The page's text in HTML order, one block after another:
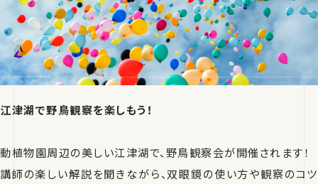
江津湖で野鳥観察を楽しもう！
動植物園周辺の美しい江津湖で、野鳥観察会が開催されます！
講師の楽しい解説を聞きながら、双眼鏡の使い方や観察のコツ